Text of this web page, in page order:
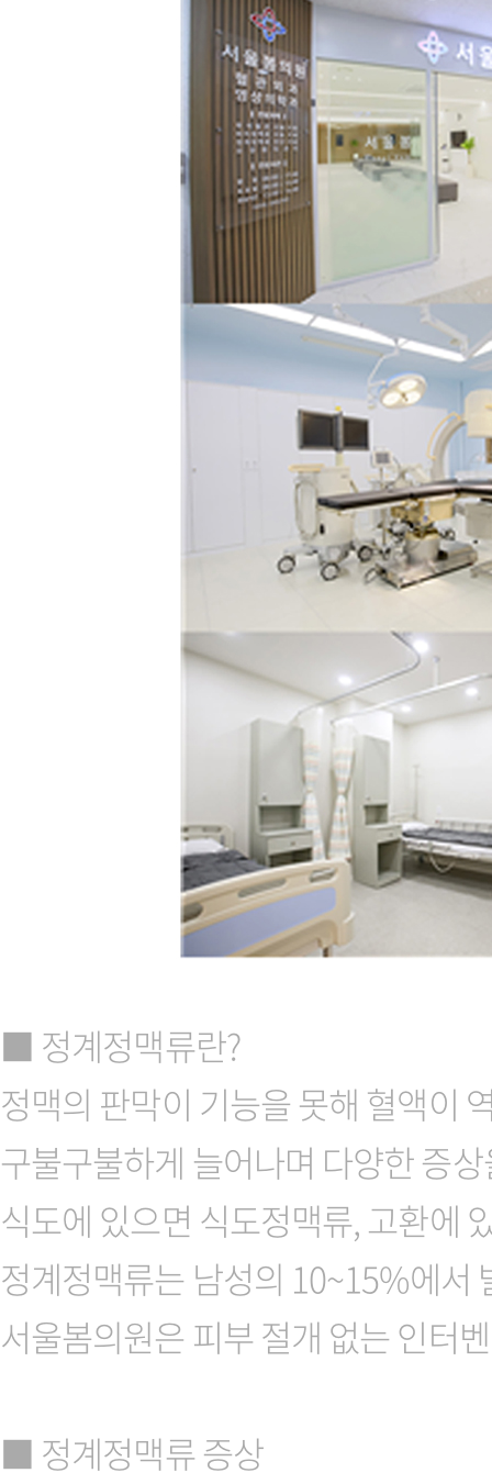
■ 정계정맥류란?
정맥의 판막이 기능을 못해 혈액이
구불구불하게 늘어나며 다양한 증
식도에 있으면 식도정맥류, 고환에
정계정맥류는 남성의 10~15%에서
서울봄의원은 피부 절개 없는 인터
■ 정계정맥류 증상